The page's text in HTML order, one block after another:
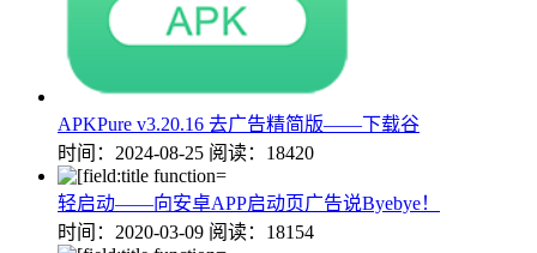
APKPure v3.20.16 去广告精简版——下载谷
时间：2024-08-25 阅读：18420
轻启动——向安卓APP启动页广告说Byebye！
时间：2020-03-09 阅读：18154